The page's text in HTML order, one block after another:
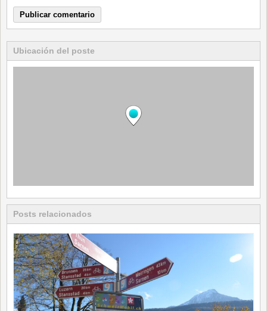
Ubicación del poste
Posts relacionados